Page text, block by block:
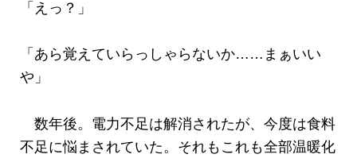
「えっ？」
「あら覚えていらっしゃらないか……まぁいい
や」
数年後。電力不足は解消されたが、今度は食料
不足に悩まされていた。それもこれも全部温暖化